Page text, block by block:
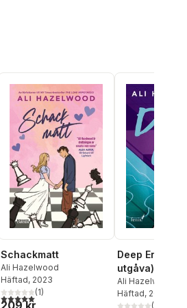
Schackmatt
Ali Hazelwood
Häftad, 2023
5,0utav 5 stjärnor. Totalt antal röster:
(1)
Deep End
utgåva)
Ali Hazelwood
Häftad, 2026
(